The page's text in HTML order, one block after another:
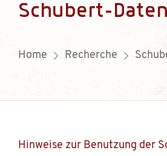
Schubert-
Home Recherche
Hinweise zur Benutzung der